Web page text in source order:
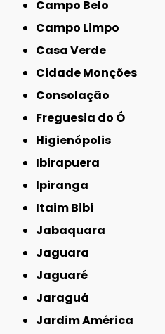
Campo Belo
Campo Limpo
Casa Verde
Cidade Monções
Consolação
Freguesia do Ó
Higienópolis
Ibirapuera
Ipiranga
Itaim Bibi
Jabaquara
Jaguara
Jaguaré
Jaraguá
Jardim América